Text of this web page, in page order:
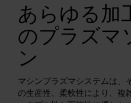
ロ
アカウントを作成する
リソース
当社について
あらゆる加
のプラズマ
ン
マシンプラズマシステムは、
の生産性、柔軟性により、複